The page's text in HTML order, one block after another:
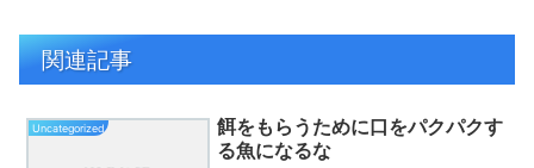
関連記事
Uncategorized
餌をもらうために口をパクパクす
る魚になるな